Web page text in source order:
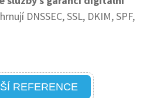
DNSSEC, SSL, DKIM, SPF,
REFERENCE